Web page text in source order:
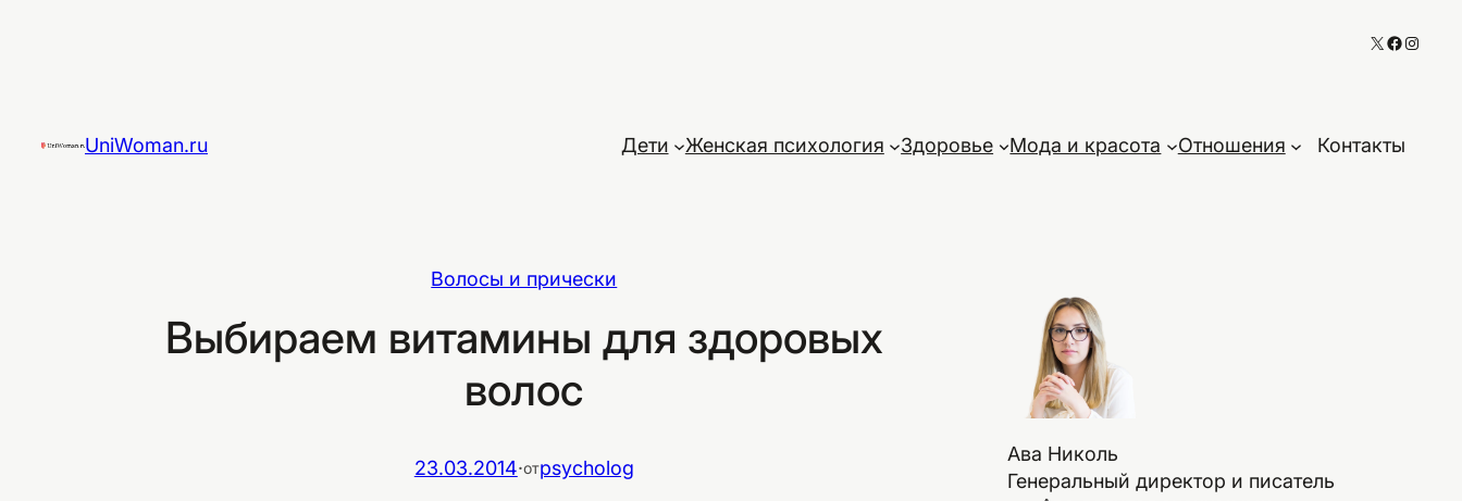
X
UniWoman.ru Дети Женская психология Здоровье Мода и красота Отношения Контакты
Волосы и прически
Выбираем витамины для здоровых
волос
23.03.2014·отpsycholog
Ава Николь
Генеральный директор и писатель